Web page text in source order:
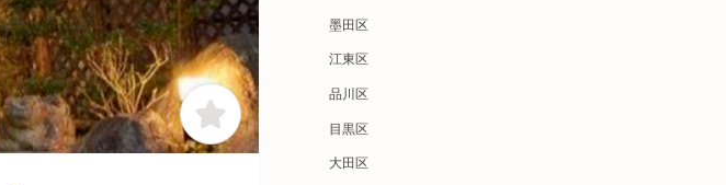
墨田区
江東区
品川区
目黒区
大田区